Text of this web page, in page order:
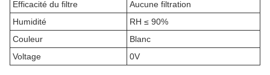
Efficacité du filtre
Aucune filtration
Humidité
RH ≤ 90%
Couleur
Blanc
Voltage
0V